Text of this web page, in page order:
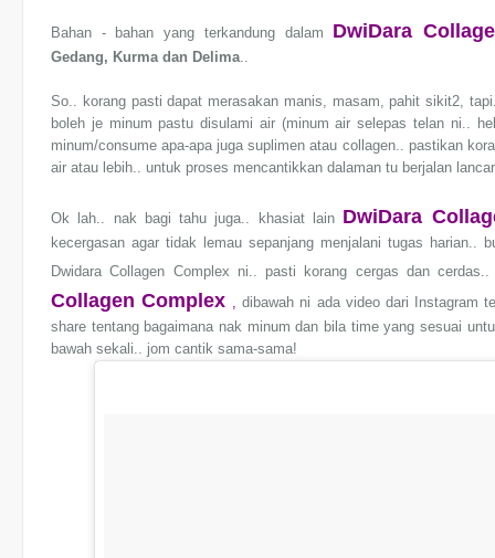
Bahan - bahan yang terkandung dalam DwiDara
Gedang, Kurma dan Delima..
So.. korang pasti dapat merasakan manis, masam, pahit sikit2,
boleh je minum pastu disulami air (minum air selepas telan ni..
minum/consume apa-apa juga suplimen atau collagen.. pastikan
air atau lebih.. untuk proses mencantikkan dalaman tu berjalan
Ok lah.. nak bagi tahu juga.. khasiat lain DwiDara
kecergasan agar tidak lemau sepanjang menjalani tugas
Dwidara Collagen Complex ni.. pasti korang cergas dan
Collagen Complex ,dibawah ni ada video dari Instagram
share tentang bagaimana nak minum dan bila time yang sesuai
bawah sekali.. jom cantik sama-sama!